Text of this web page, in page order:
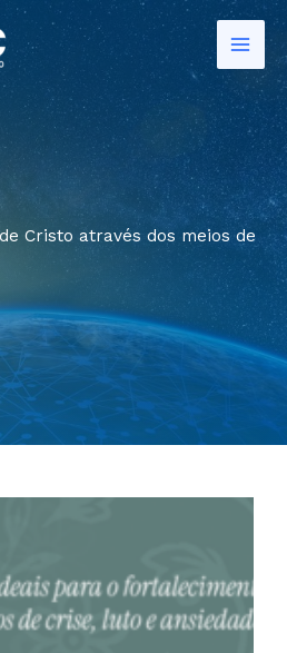
Cristo através dos meios de